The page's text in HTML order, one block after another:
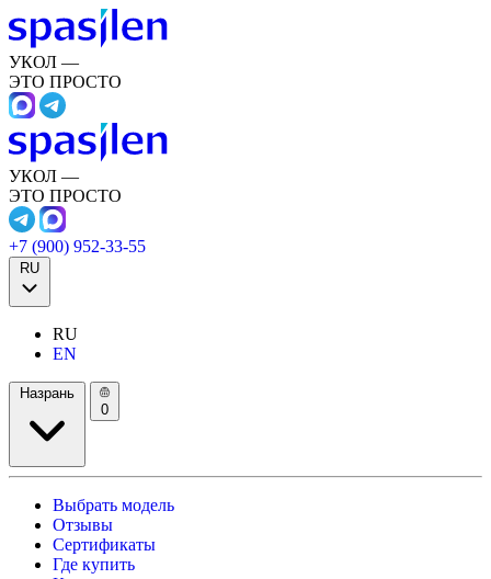
УКОЛ —
ЭТО ПРОСТО
УКОЛ —
ЭТО ПРОСТО
+7 (900) 952-33-55
RU
RU
EN
Назрань
0
Выбрать модель
Отзывы
Сертификаты
Где купить